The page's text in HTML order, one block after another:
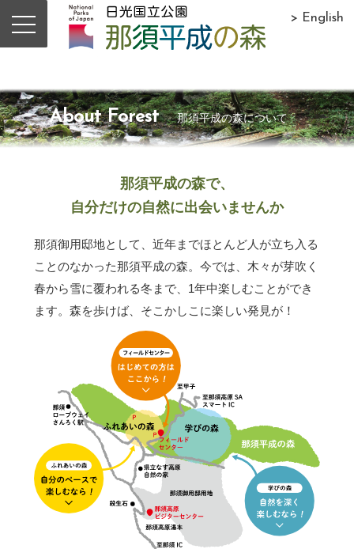
> English
About Forest 那須平成の森について
那須平成の森で、
自分だけの自然に出会いませんか
那須御用邸地として、近年までほとんど人が立ち入る
ことのなかった那須平成の森。今では、木々が芽吹く
春から雪に覆われる冬まで、1年中楽しむことができ
ます。森を歩けば、そこかしこに楽しい発見が！